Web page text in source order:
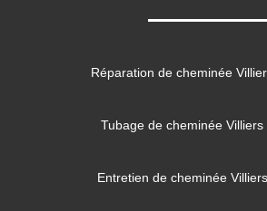
Réparation de cheminée
Tubage de cheminée Villiers
Entretien de cheminée